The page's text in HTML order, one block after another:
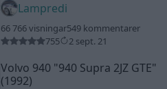
Lampredi
66 766 visningar549 kommentarer
755
2 sept. 21
Volvo 940 "940 Supra 2JZ GTE"
(1992)